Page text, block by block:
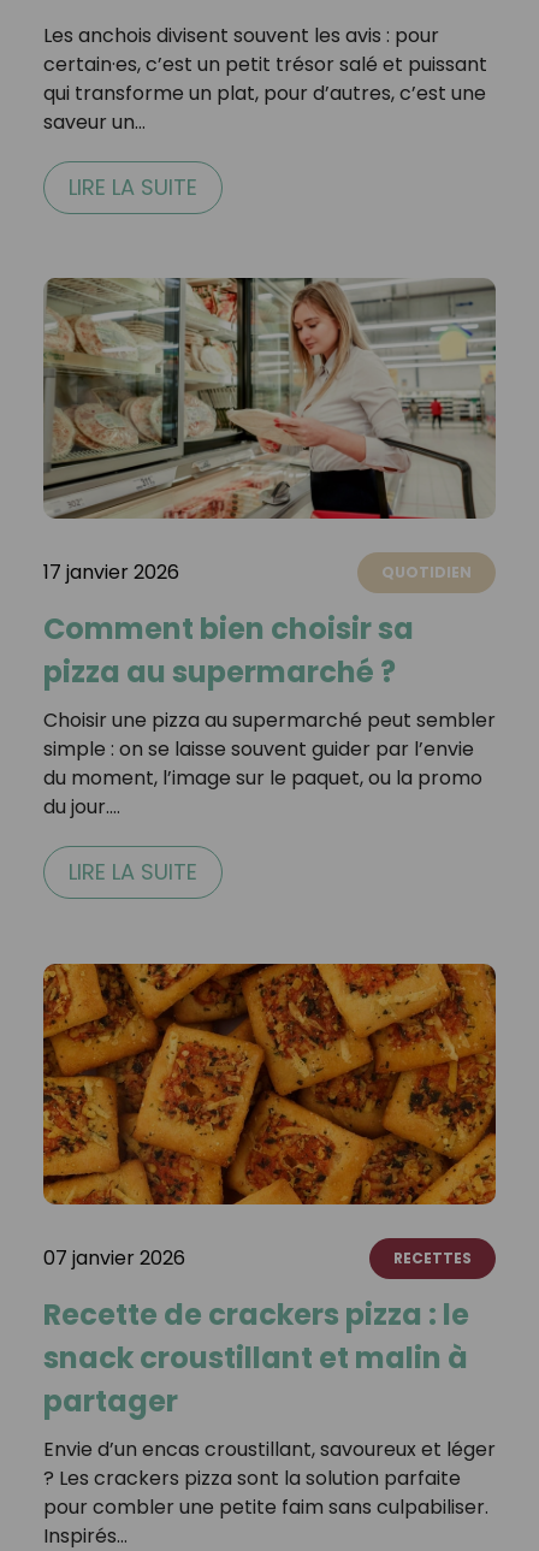
Les anchois divisent souvent les avis : pour
certain·es, c’est un petit trésor salé et puissant
qui transforme un plat, pour d’autres, c’est une
saveur un…
LIRE LA SUITE
17 janvier 2026 QUOTIDIEN
Comment bien choisir sa
pizza au supermarché ?
Choisir une pizza au supermarché peut sembler
simple : on se laisse souvent guider par l’envie
du moment, l’image sur le paquet, ou la promo
du jour.…
LIRE LA SUITE
07 janvier 2026 RECETTES
Recette de crackers pizza : le
snack croustillant et malin à
partager
Envie d’un encas croustillant, savoureux et léger
? Les crackers pizza sont la solution parfaite
pour combler une petite faim sans culpabiliser.
Inspirés…